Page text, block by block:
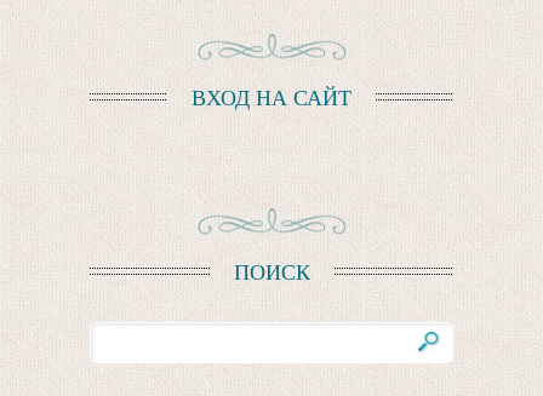
ВХОД НА САЙТ
ПОИСК